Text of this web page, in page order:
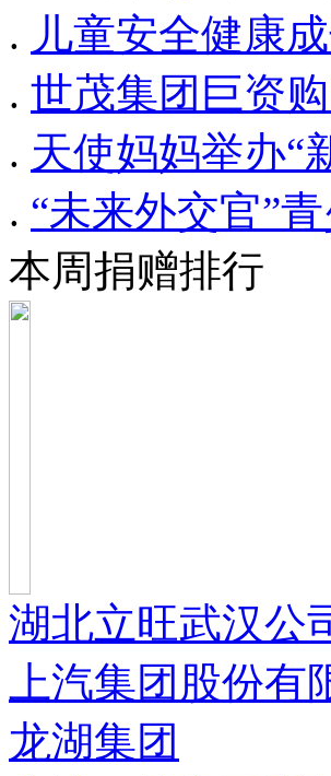
. 儿童安全健康
. 世茂集团巨资
. 天使妈妈举办“
. “未来外交官”
本周捐赠排行
湖北立旺武汉公
上汽集团股份有
龙湖集团